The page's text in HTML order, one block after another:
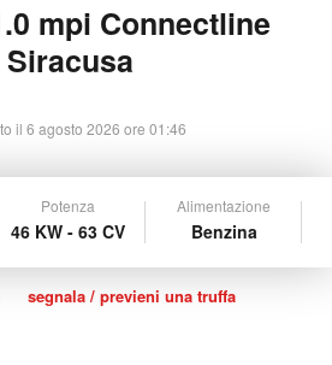
mpi Connectline
il 6 agosto 2026 ore 01:46
Potenza
46 KW - 63 CV
Alimentazione
Benzina
segnala / previeni una truffa